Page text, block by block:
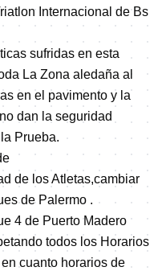
Internacional de Bs
sufridas en esta
La Zona aledaña al
en el pavimento y la
dan la seguridad
Prueba.
de los Atletas,cambiar
de Palermo .
4 de Puerto Madero
todos los Horarios
cuanto horarios de